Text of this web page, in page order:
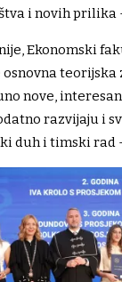
i novih prilika
Ekonomski
osnovna teorijska
nove,
razvijaju i
duh i timski rad